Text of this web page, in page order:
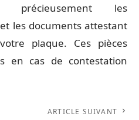
précieusement les
les documents attestant
plaque. Ces pièces
en cas de contestation
ARTICLE SUIVANT